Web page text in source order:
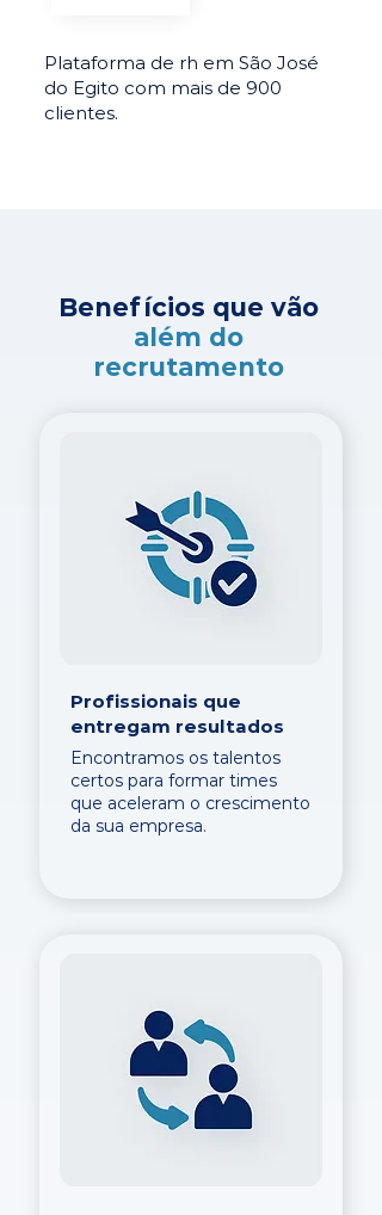
Plataforma de rh em São José
do Egito com mais de 900
clientes.
Benefícios que vão
além do
recrutamento
Profissionais que
entregam resultados
Encontramos os talentos
certos para formar times
que aceleram o crescimento
da sua empresa.